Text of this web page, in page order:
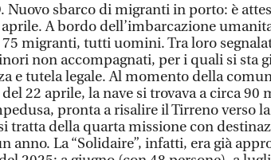
Nuovo sbarco di migranti in porto: è
A bordo dell’imbarcazione
migranti, tutti uomini. Tra loro
non accompagnati, per i quali si sta
e tutela legale. Al momento della
22 aprile, la nave si trovava a circa 90
pronta a risalire il Tirreno verso la
tratta della quarta missione con
anno. La “Solidaire”, infatti, era già